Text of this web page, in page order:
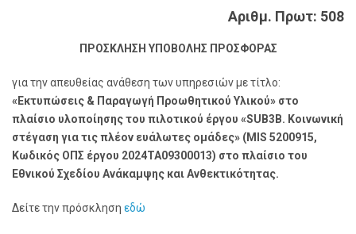
Αριθμ. Πρωτ: 508
ΠΡΟΣΚΛΗΣΗ ΥΠΟΒΟΛΗΣ ΠΡΟΣΦΟΡΑΣ
για την απευθείας ανάθεση των υπηρεσιών με τίτλο:
«Εκτυπώσεις & Παραγωγή Προωθητικού Υλικού» στο
πλαίσιο υλοποίησης του πιλοτικού έργου «SUB3B. Κοινωνική
στέγαση για τις πλέον ευάλωτες ομάδες» (MIS 5200915,
Κωδικός ΟΠΣ έργου 2024ΤΑ09300013) στο πλαίσιο του
Εθνικού Σχεδίου Ανάκαμψης και Ανθεκτικότητας.
Δείτε την πρόσκληση εδώ